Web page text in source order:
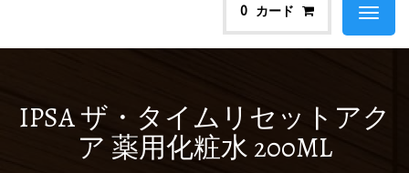
0 カード
Toggle
IPSA ザ・タイムリセットアク
ア 薬用化粧水 200ML